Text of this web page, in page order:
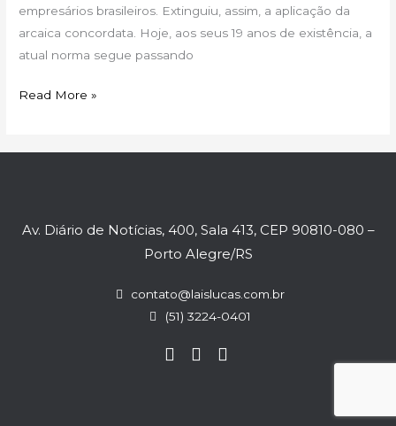
empresários brasileiros. Extinguiu, assim, a aplicação da
arcaica concordata. Hoje, aos seus 19 anos de existência, a
atual norma segue passando
sob
revisão
Read More »
Av. Diário de Notícias, 400, Sala 413, CEP 90810-080 –
Porto Alegre/RS
contato@laislucas.com.br
(51) 3224-0401